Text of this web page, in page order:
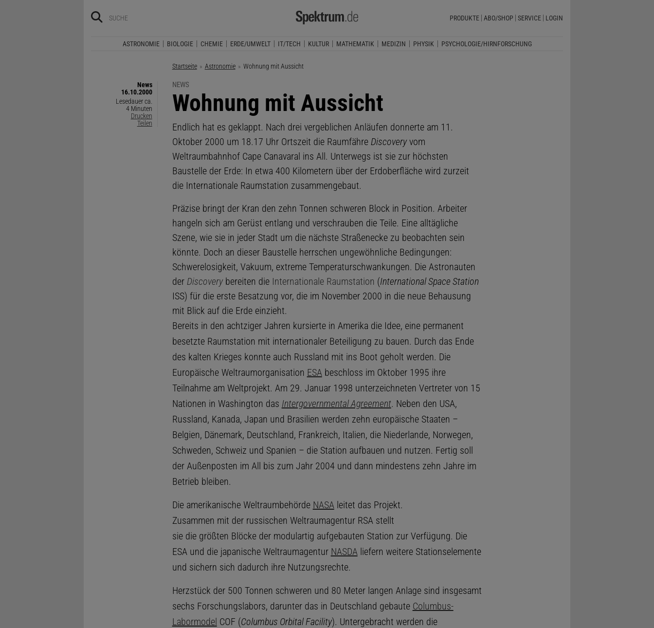
PRODUKTE ABO/SHOP SERVICE LOGIN
ASTRONOMIE BIOLOGIE CHEMIE ERDE/UMWELT IT/TECH KULTUR MATHEMATIK MEDIZIN PHYSIK PSYCHOLOGIE/HIRNFORSCHUNG
Startseite Astronomie Aktuelle Seite:
Wohnung mit Aussicht
News
16.10.2000
Lesedauer ca.
4 Minuten
Drucken
Teilen
NEWS
:
Wohnung mit Aussicht
Endlich hat es geklappt. Nach drei vergeblichen Anläufen donnerte am 11.
Oktober 2000 um 18.17 Uhr Ortszeit die Raumfähre Discoveryvom
Weltraumbahnhof Cape Canavaral ins All. Unterwegs ist sie zur höchsten
Baustelle der Erde: In etwa 400 Kilometern über der Erdoberfläche wird zurzeit
die Internationale Raumstation zusammengebaut.
Präzise bringt der Kran den zehn Tonnen schweren Block in Position. Arbeiter
hangeln sich am Gerüst entlang und verschrauben die Teile. Eine alltägliche
Szene, wie sie in jeder Stadt um die nächste Straßenecke zu beobachten sein
könnte. Doch an dieser Baustelle herrschen ungewöhnliche Bedingungen:
Schwerelosigkeit, Vakuum, extreme Temperaturschwankungen. Die Astronauten
der Discoverybereiten die Internationale Raumstation (International Space Station
ISS) für die erste Besatzung vor, die im November 2000 in die neue Behausung
mit Blick auf die Erde einzieht.
Bereits in den achtziger Jahren kursierte in Amerika die Idee, eine permanent
besetzte Raumstation mit internationaler Beteiligung zu bauen. Durch das Ende
des kalten Krieges konnte auch Russland mit ins Boot geholt werden. Die
Europäische Weltraumorganisation ESA beschloss im Oktober 1995 ihre
Teilnahme am Weltprojekt. Am 29. Januar 1998 unterzeichneten Vertreter von 15
Nationen in Washington das Intergovernmental Agreement. Neben den USA,
Russland, Kanada, Japan und Brasilien werden zehn europäische Staaten –
Belgien, Dänemark, Deutschland, Frankreich, Italien, die Niederlande, Norwegen,
Schweden, Schweiz und Spanien – die Station aufbauen und nutzen. Fertig soll
der Außenposten im All bis zum Jahr 2004 und dann mindestens zehn Jahre im
Betrieb bleiben.
Die amerikanische Weltraumbehörde NASA leitet das Projekt.
Zusammen mit der russischen Weltraumagentur RSA stellt
sie die größten Blöcke der modulartig aufgebauten Station zur Verfügung. Die
ESA und die japanische Weltraumagentur NASDA liefern weitere Stationselemente
und sichern sich dadurch ihre Nutzungsrechte.
Herzstück der 500 Tonnen schweren und 80 Meter langen Anlage sind insgesamt
sechs Forschungslabors, darunter das in Deutschland gebaute Columbus-
Labormodel COF (Columbus Orbital Facility). Untergebracht werden die